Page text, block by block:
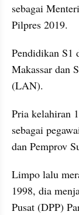
sebagai
Pilpres 2019.
Pendidikan S1
Makassar dan
(LAN).
Pria kelahiran
sebagai
dan Pemprov
Limpo lalu
1998, dia
Pusat (DPP)